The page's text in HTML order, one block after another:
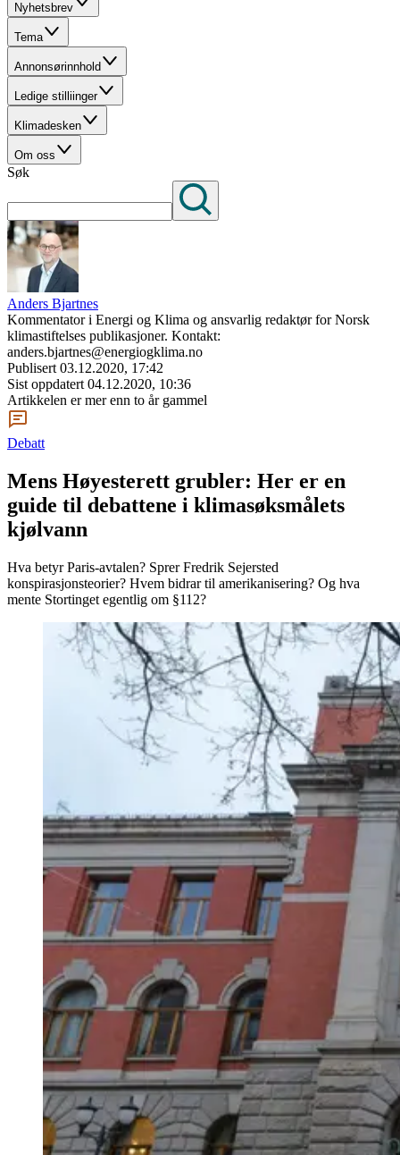
Nyhetsbrev
Tema
Annonsørinnhold
Ledige stilliinger
Klimadesken
Om oss
Søk
Anders Bjartnes
Kommentator i Energi og Klima og ansvarlig redaktør for Norsk
klimastiftelses publikasjoner. Kontakt:
anders.bjartnes@energiogklima.no
Publisert 03.12.2020, 17:42
Sist oppdatert 04.12.2020, 10:36
Artikkelen er mer enn to år gammel
Debatt
Mens Høyesterett grubler: Her er en
guide til debattene i klimasøksmålets
kjølvann
Hva betyr Paris-avtalen? Sprer Fredrik Sejersted
konspirasjonsteorier? Hvem bidrar til amerikanisering? Og hva
mente Stortinget egentlig om §112?